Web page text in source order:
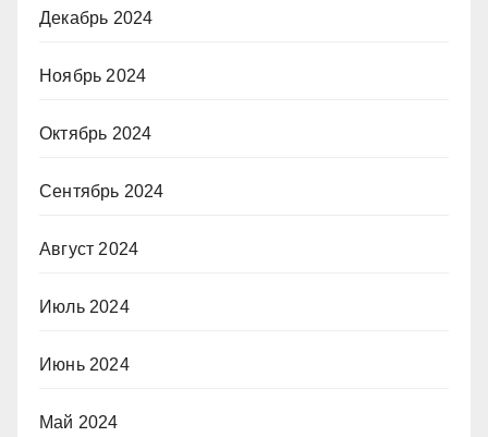
Декабрь 2024
Ноябрь 2024
Октябрь 2024
Сентябрь 2024
Август 2024
Июль 2024
Июнь 2024
Май 2024